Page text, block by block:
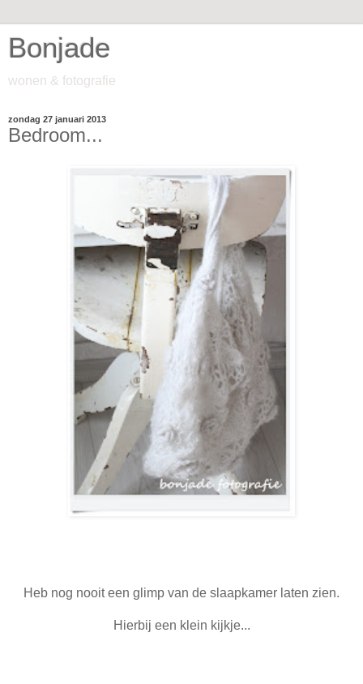
Bonjade
wonen & fotografie
zondag 27 januari 2013
Bedroom...
Heb nog nooit een glimp van de slaapkamer laten zien.
Hierbij een klein kijkje...